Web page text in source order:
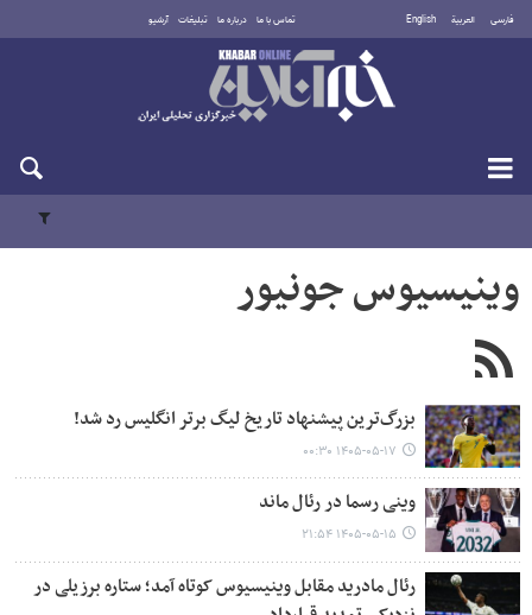
فارسی العربية English تماس با ما درباره ما تبلیغات آرشیو
شنبه ۱۷ مرداد ۱۴۰۵
وینیسیوس جونیور
بزرگ‌ترین پیشنهاد تاریخ لیگ برتر انگلیس رد شد!
۱۴۰۵-۰۵-۱۷ ۰۰:۳۰
وینی رسما در رئال ماند
۱۴۰۵-۰۵-۱۵ ۲۱:۵۴
رئال مادرید مقابل وینیسیوس کوتاه آمد؛ ستاره برزیلی در